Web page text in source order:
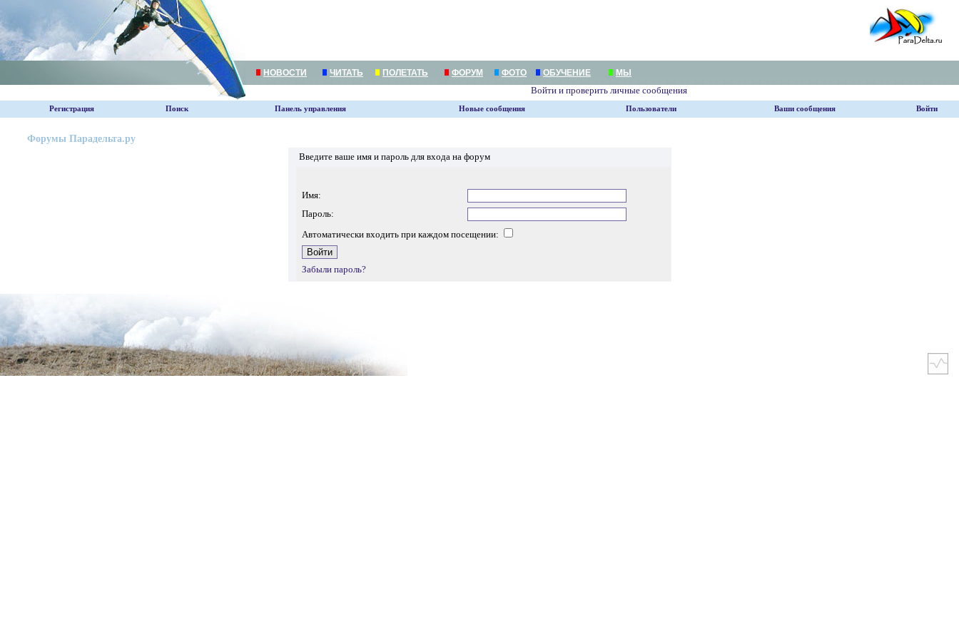
НОВОСТИ ЧИТАТЬ ПОЛЕТАТЬ ФОРУМ ФОТО ОБУЧЕНИЕ МЫ
Войти и проверить личные сообщения
Регистрация Поиск Панель управления Новые сообщения Пользователи Ваши сообщения Войти
Форумы Парадельта.ру
Введите ваше имя и пароль для входа на форум
Имя:
Пароль:
Автоматически входить при каждом посещении:
Забыли пароль?